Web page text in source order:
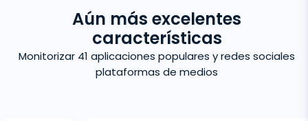
Aún más excelentes
características
Monitorizar 41 aplicaciones populares y redes sociales
plataformas de medios